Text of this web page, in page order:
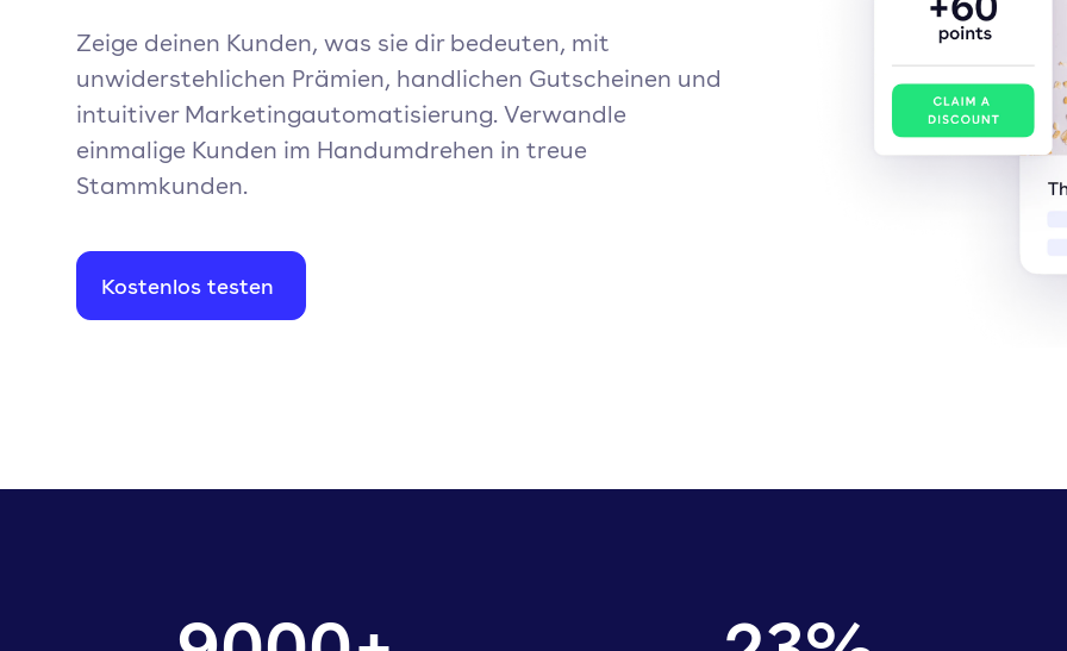
Zeige deinen Kunden, was sie dir bedeuten, mit
unwiderstehlichen Prämien, handlichen Gutscheinen und
intuitiver Marketingautomatisierung. Verwandle
einmalige Kunden im Handumdrehen in treue
Stammkunden.
Kostenlos testen